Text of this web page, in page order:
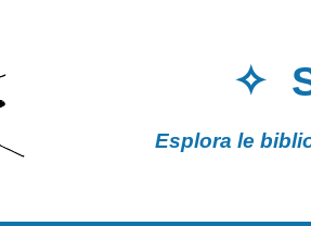
✧
Esplora le